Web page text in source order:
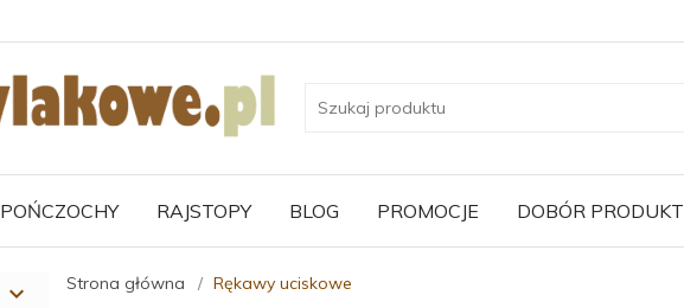
POŃCZOCHY RAJSTOPY BLOG PROMOCJE DOBÓR
Strona główna Rękawy uciskowe